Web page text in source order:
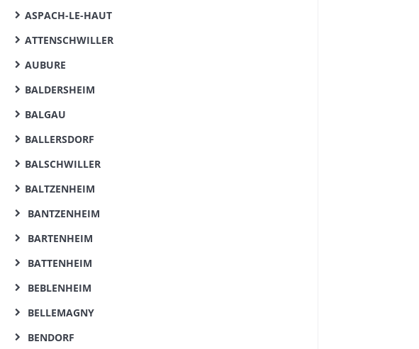
ASPACH-LE-HAUT
ATTENSCHWILLER
AUBURE
BALDERSHEIM
BALGAU
BALLERSDORF
BALSCHWILLER
BALTZENHEIM
BANTZENHEIM
BARTENHEIM
BATTENHEIM
BEBLENHEIM
BELLEMAGNY
BENDORF